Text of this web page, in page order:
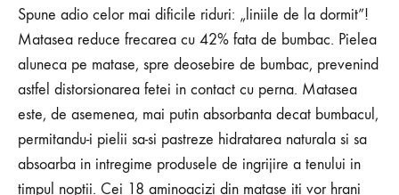
Spune adio celor mai dificile riduri: „liniile de la dormit”!
Matasea reduce frecarea cu 42% fata de bumbac. Pielea
aluneca pe matase, spre deosebire de bumbac, prevenind
astfel distorsionarea fetei in contact cu perna. Matasea
este, de asemenea, mai putin absorbanta decat bumbacul,
permitandu-i pielii sa-si pastreze hidratarea naturala si sa
absoarba in intregime produsele de ingrijire a tenului in
timpul noptii. Cei 18 aminoacizi din matase iti vor hrani